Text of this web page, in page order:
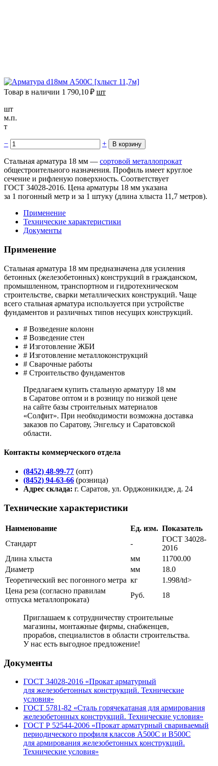
Товар в наличии 1 790,10₽ шт
шт
м.п.
т
− +
Стальная арматура 18 мм — сортовой металлопрокат
общестроительного назначения. Профиль имеет круглое
сечение и рифленую поверхность. Соответствует
ГОСТ 34028-2016. Цена арматуры 18 мм указана
за 1 погонный метр и за 1 штуку (длина хлыста 11,7 метров).
Применение
Технические характеристики
Документы
Применение
Стальная арматура 18 мм предназначена для усиления
бетонных (железобетонных) конструкций в гражданском,
промышленном, транспортном и гидротехническом
строительстве, сварки металлических конструкций. Чаще
всего стальная арматура используется при устройстве
фундаментов и различных типов несущих конструкций.
# Возведение колонн
# Возведение стен
# Изготовление ЖБИ
# Изготовление металлоконструкций
# Сварочные работы
# Строительство фундаментов
Предлагаем купить стальную арматуру 18 мм
в Саратове оптом и в розницу по низкой цене
на сайте базы строительных материалов
«Солфит». При необходимости возможна доставка
заказов по Саратову, Энгельсу и Саратовской
области.
Контакты коммерческого отдела
(8452) 48-99-77 (опт)
(8452) 94-63-66 (розница)
Адрес склада: г. Саратов, ул. Орджоникидзе, д. 24
Технические характеристики
Наименование Ед. изм. Показатель
Стандарт
-
ГОСТ 34028-
2016
Длина хлыста
мм
11700.00
Диаметр
мм
18.0
Теоретический вес погонного метра кг
1.998/td>
Цена реза (согласно правилам
отпуска металлопроката)
Руб. 18
Приглашаем к сотрудничеству строительные
магазины, монтажные фирмы, снабженцев,
прорабов, специалистов в области строительства.
У нас есть выгодное предложение!
Документы
ГОСТ 34028-2016 «Прокат арматурный
для железобетонных конструкций. Технические
условия»
ГОСТ 5781-82 «Сталь горячекатаная для армирования
железобетонных конструкций. Технические условия»
ГОСТ Р 52544-2006 «Прокат арматурный свариваемый
периодического профиля классов А500С и В500С
для армирования железобетонных конструкций.
Технические условия»